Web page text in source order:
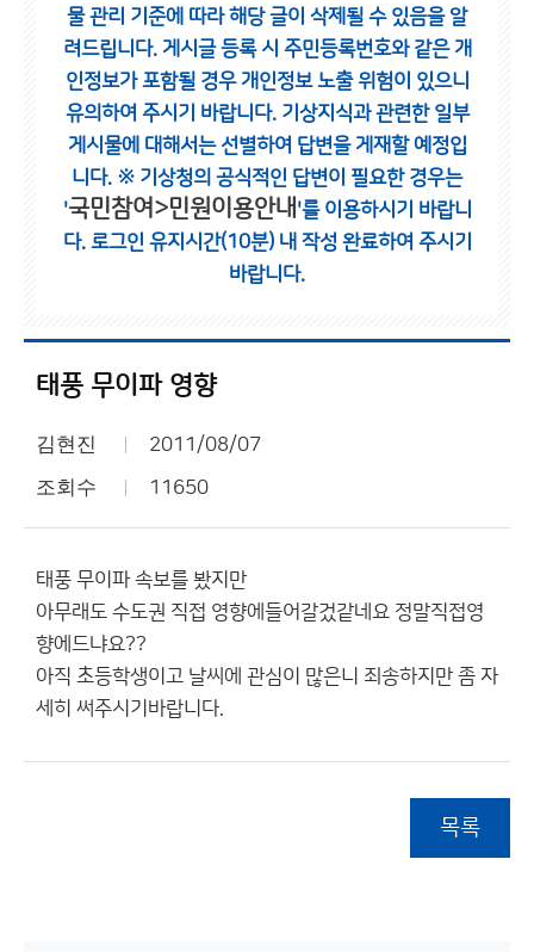
물 관리 기준에 따라 해당 글이 삭제될 수 있음을 알
려드립니다. 게시글 등록 시 주민등록번호와 같은 개
인정보가 포함될 경우 개인정보 노출 위험이 있으니
유의하여 주시기 바랍니다. 기상지식과 관련한 일부
게시물에 대해서는 선별하여 답변을 게재할 예정입
니다. ※ 기상청의 공식적인 답변이 필요한 경우는
'국민참여>민원이용안내 '를 이용하시기 바랍니
다. 로그인 유지시간(10분) 내 작성 완료하여 주시기
바랍니다.
태풍 무이파 영향
김현진 2011/08/07
조회수 11650
태풍 무이파 속보를 봤지만
아무래도 수도권 직접 영향에들어갈겄같네요 정말직접영
향에드냐요??
아직 초등학생이고 날씨에 관심이 많은니 죄송하지만 좀 자
세히 써주시기바랍니다.
목록